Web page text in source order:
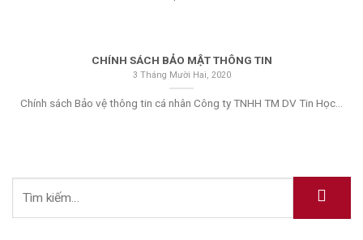
CHÍNH SÁCH BẢO MẬT THÔNG TIN
3 Tháng Mười Hai, 2020
Chính sách Bảo vệ thông tin cá nhân Công ty TNHH TM DV Tin Học...